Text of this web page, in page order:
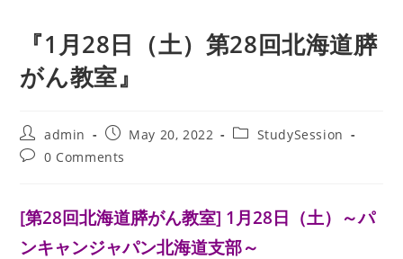
『1月28日（土）第28回北海道膵
がん教室』
Post
author:
admin
Post
published:
May 20, 2022
PostStudySession
Post0 Comments
[第28回北海道膵がん教室] 1月28日（土） ～パ
ンキャンジャパン北海道支部～